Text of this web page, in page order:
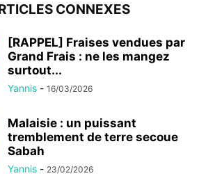
CONNEXES
[RAPPEL] Fraises vendues par
Grand Frais : ne les mangez
surtout...
Yannis - 16/03/2026
Malaisie : un puissant
tremblement de terre secoue
Sabah
Yannis - 23/02/2026